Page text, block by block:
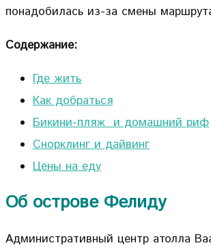
понадобилась из-за смены
Содержание:
Где жить
Как добраться
Бикини-пляж и домашний риф
Снорклинг и дайвинг
Цены на еду
Об острове Фелиду
Административный центр атолла